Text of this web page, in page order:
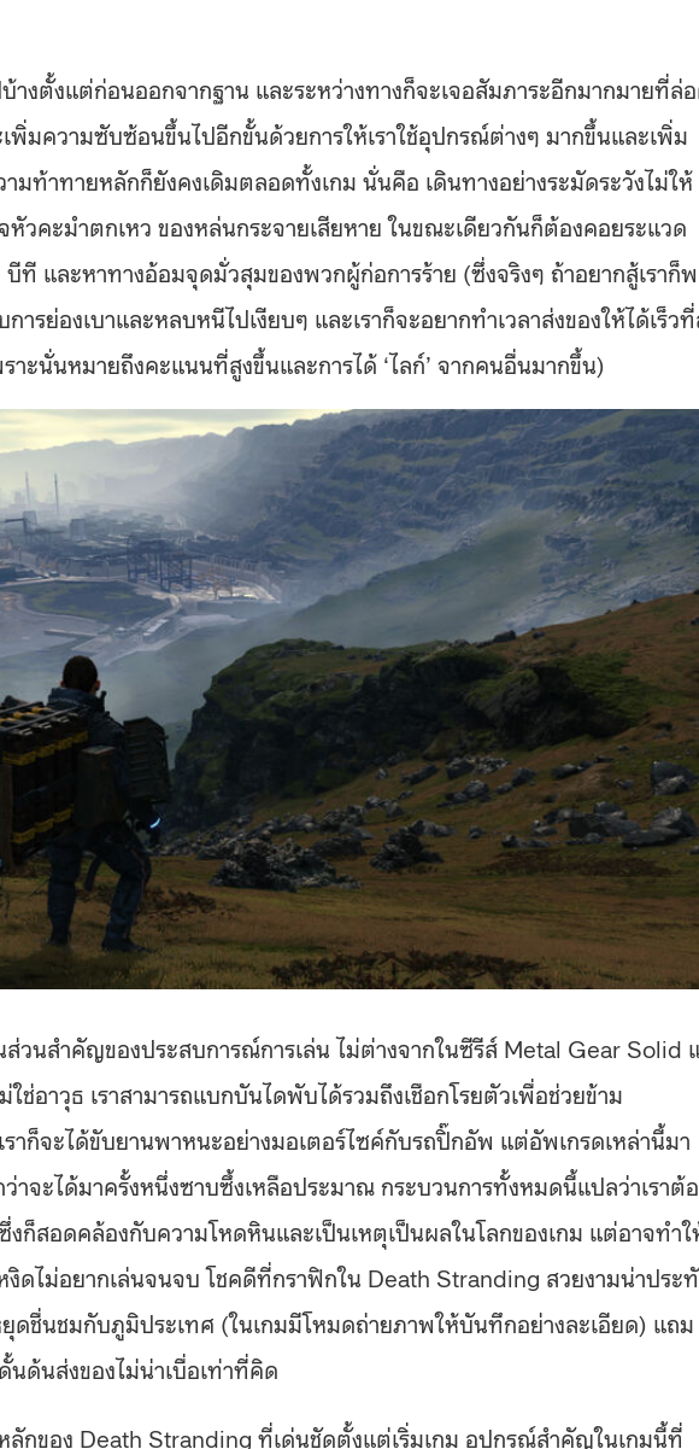
บ้างตั้งแต่ก่อนออกจากฐาน และระหว่างทางก็จะเจอสัมภาระอีกมากมายที่ล่
พิ่มความซับซ้อนขึ้นไปอีกขั้นด้วยการให้เราใช้อุปกรณ์ต่างๆ มากขึ้นและเพิ่ม
มท้าทายหลักก็ยังคงเดิมตลอดทั้งเกม นั่นคือ เดินทางอย่างระมัดระวังไม่ให้
หัวคะมำตกเหว ของหล่นกระจายเสียหาย ในขณะเดียวกันก็ต้องคอยระแวด
บีที และหาทางอ้อมจุดมั่วสุมของพวกผู้ก่อการร้าย (ซึ่งจริงๆ ถ้าอยากสู้เราก็
รย่องเบาและหลบหนีไปเงียบๆ และเราก็จะอยากทำเวลาส่งของให้ได้เร็ว
าะนั่นหมายถึงคะแนนที่สูงขึ้นและการได้ ‘ไลก์’ จากคนอื่นมากขึ้น)
วนสำคัญของประสบการณ์การเล่น ไม่ต่างจากในซีรีส์ Metal Gear Solid
อาวุธ เราสามารถแบกบันไดพับได้รวมถึงเชือกโรยตัวเพื่อช่วยข้าม
าก็จะได้ขับยานพาหนะอย่างมอเตอร์ไซค์กับรถปิ๊กอัพ แต่อัพเกรดเหล่านี้มา
าจะได้มาครั้งหนึ่งซาบซึ้งเหลือประมาณ กระบวนการทั้งหมดนี้แปลว่าเราต้
งก็สอดคล้องกับความโหดหินและเป็นเหตุเป็นผลในโลกของเกม แต่อาจทำ
ดไม่อยากเล่นจนจบ โชคดีที่กราฟิกใน Death Stranding สวยงามน่าประ
ยุดชื่นชมกับภูมิประเทศ (ในเกมมีโหมดถ่ายภาพให้บันทึกอย่างละเอียด) แถม
นด้นส่งของไม่น่าเบื่อเท่าที่คิด
หลักของ Death Stranding ที่เด่นชัดตั้งแต่เริ่มเกม อุปกรณ์สำคัญในเกมนี้ที่